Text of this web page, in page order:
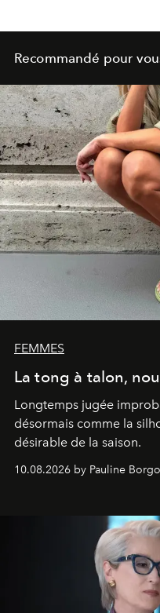
Recommandé pour
FEMMES
La tong à talon,
Longtemps jugée
désormais comme la
désirable de la saison.
10.08.2026 by Pauline